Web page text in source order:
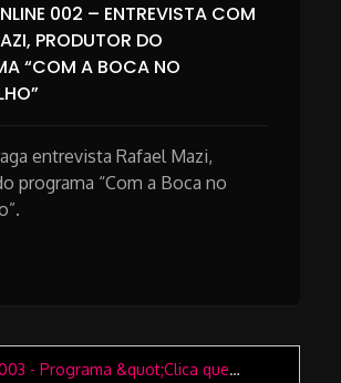
002 – ENTREVISTA COM
PRODUTOR DO
“COM A BOCA NO
entrevista Rafael Mazi,
programa “Com a Boca no
Porão Online 003 - Programa &quot;Clica que lá vem história&quot;